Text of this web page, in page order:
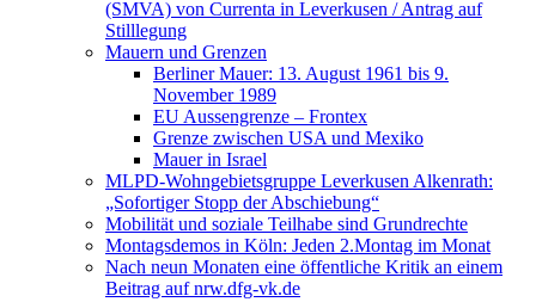
(SMVA) von Currenta in Leverkusen / Antrag auf
Stilllegung
Mauern und Grenzen
Berliner Mauer: 13. August 1961 bis 9.
November 1989
EU Aussengrenze – Frontex
Grenze zwischen USA und Mexiko
Mauer in Israel
MLPD-Wohngebietsgruppe Leverkusen Alkenrath:
„Sofortiger Stopp der Abschiebung“
Mobilität und soziale Teilhabe sind Grundrechte
Montagsdemos in Köln: Jeden 2.Montag im Monat
Nach neun Monaten eine öffentliche Kritik an einem
Beitrag auf nrw.dfg-vk.de